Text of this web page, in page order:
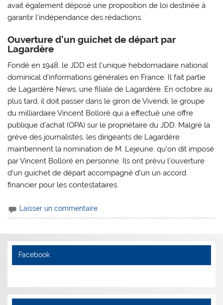
avait également déposé une proposition de loi destinée à
garantir l’indépendance des rédactions.
Ouverture d’un guichet de départ par
Lagardère
Fondé en 1948, le JDD est l’unique hebdomadaire national
dominical d’informations générales en France. Il fait partie
de Lagardère News, une filiale de Lagardère. En octobre au
plus tard, il doit passer dans le giron de Vivendi, le groupe
du milliardaire Vincent Bolloré qui a effectué une offre
publique d’achat (OPA) sur le propriétaire du JDD. Malgré la
grève des journalistes, les dirigeants de Lagardère
maintiennent la nomination de M. Lejeune, qu’on dit imposé
par Vincent Bolloré en personne. Ils ont prévu l’ouverture
d’un guichet de départ accompagné d’un un accord
financier pour les contestataires.
Laisser un commentaire
Facebook